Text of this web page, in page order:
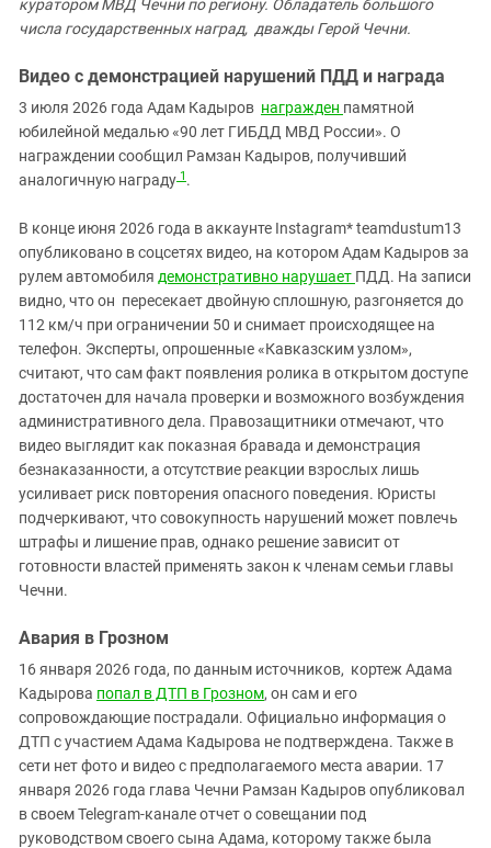
Ставропольский край
Южная Осетия
Южный Кавказ
ЮФО
куратором МВД Чечни по региону. Обладатель большого
числа государственных наград, дважды Герой Чечни.
Видео с демонстрацией нарушений ПДД и награда
3 июля 2026 года Адам Кадыров награжден памятной
юбилейной медалью «90 лет ГИБДД МВД России». О
награждении сообщил Рамзан Кадыров, получивший
аналогичную награду 1 .
В конце июня 2026 года в аккаунте Instagram* teamdustum13
опубликовано в соцсетях видео, на котором Адам Кадыров за
рулем автомобиля демонстративно нарушает ПДД. На записи
видно, что он пересекает двойную сплошную, разгоняется до
112 км/ч при ограничении 50 и снимает происходящее на
телефон. Эксперты, опрошенные «Кавказским узлом»,
считают, что сам факт появления ролика в открытом доступе
достаточен для начала проверки и возможного возбуждения
административного дела. Правозащитники отмечают, что
видео выглядит как показная бравада и демонстрация
безнаказанности, а отсутствие реакции взрослых лишь
усиливает риск повторения опасного поведения. Юристы
подчеркивают, что совокупность нарушений может повлечь
штрафы и лишение прав, однако решение зависит от
готовности властей применять закон к членам семьи главы
Чечни.
Авария в Грозном
16 января 2026 года, по данным источников, кортеж Адама
Кадырова попал в ДТП в Грозном, он сам и его
сопровождающие пострадали. Официально информация о
ДТП с участием Адама Кадырова не подтверждена. Также в
сети нет фото и видео с предполагаемого места аварии. 17
января 2026 года глава Чечни Рамзан Кадыров опубликовал
в своем Telegram-канале отчет о совещании под
руководством своего сына Адама, которому также была